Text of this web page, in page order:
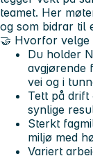
teamet. Her
og som bidrar til
🤝 Hvorfor velge
Du holder
avgjørende
vei og i
Tett på drift
synlige
Sterkt
miljø med
Variert